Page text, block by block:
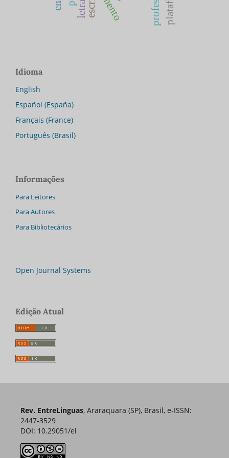
Idioma
English
Español (España)
Français (France)
Português (Brasil)
Informações
Para Leitores
Para Autores
Para Bibliotecários
Open Journal Systems
Edição Atual
Rev. EntreLinguas, Araraquara (SP), Brasil, e-ISSN:
2447-3529
DOI: 10.29051/el